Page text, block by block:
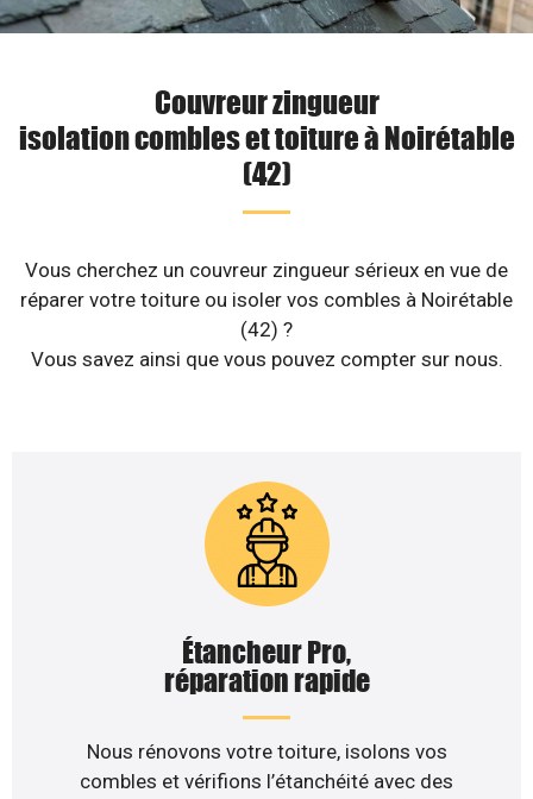
Couvreur zingueur
isolation combles et toiture à Noirétable
(42)
Vous cherchez un couvreur zingueur sérieux en vue de
réparer votre toiture ou isoler vos combles à Noirétable
(42) ?
Vous savez ainsi que vous pouvez compter sur nous.
Étancheur Pro,
réparation rapide
Nous rénovons votre toiture, isolons vos
combles et vérifions l’étanchéité avec des